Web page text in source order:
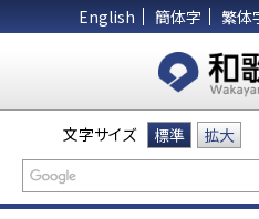
English 簡体字 繁体
文字サイズ 標準 拡大